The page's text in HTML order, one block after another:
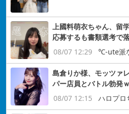
上國料萌衣ちゃん、留
応募するも書類選考で
08/07 12:29
℃-ute派
島倉りか様、モッツァ
パー店員とバトル勃発
08/07 12:15
ハロプロ